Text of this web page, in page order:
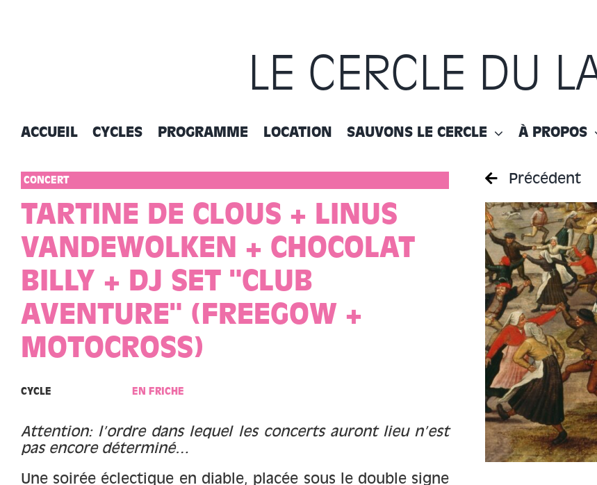
LE CERCLE DU
ACCUEIL CYCLES PROGRAMME LOCATION SAUVONS LE CERCLE À PROPOS
CONCERT
TARTINE DE CLOUS + LINUS
VANDEWOLKEN + CHOCOLAT
BILLY + DJ SET "CLUB
AVENTURE" (FREEGOW +
MOTOCROSS)
CYCLE EN FRICHE
Attention: l’ordre dans lequel les concerts auront lieu n’est
pas encore déterminé…
Une soirée éclectique en diable, placée sous le double signe
Précédent